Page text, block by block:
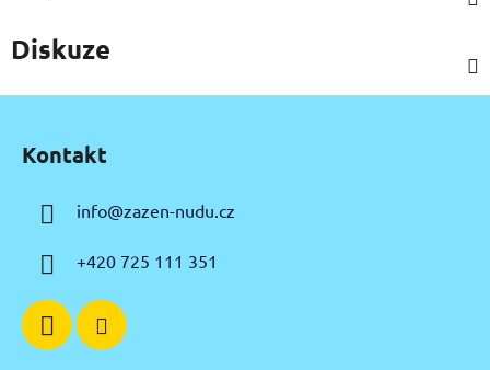
Diskuze
Kontakt
info@zazen-nudu.cz
+420 725 111 351